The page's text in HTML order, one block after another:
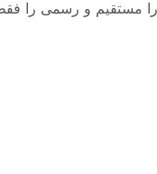
را مستقیم و رسمی را